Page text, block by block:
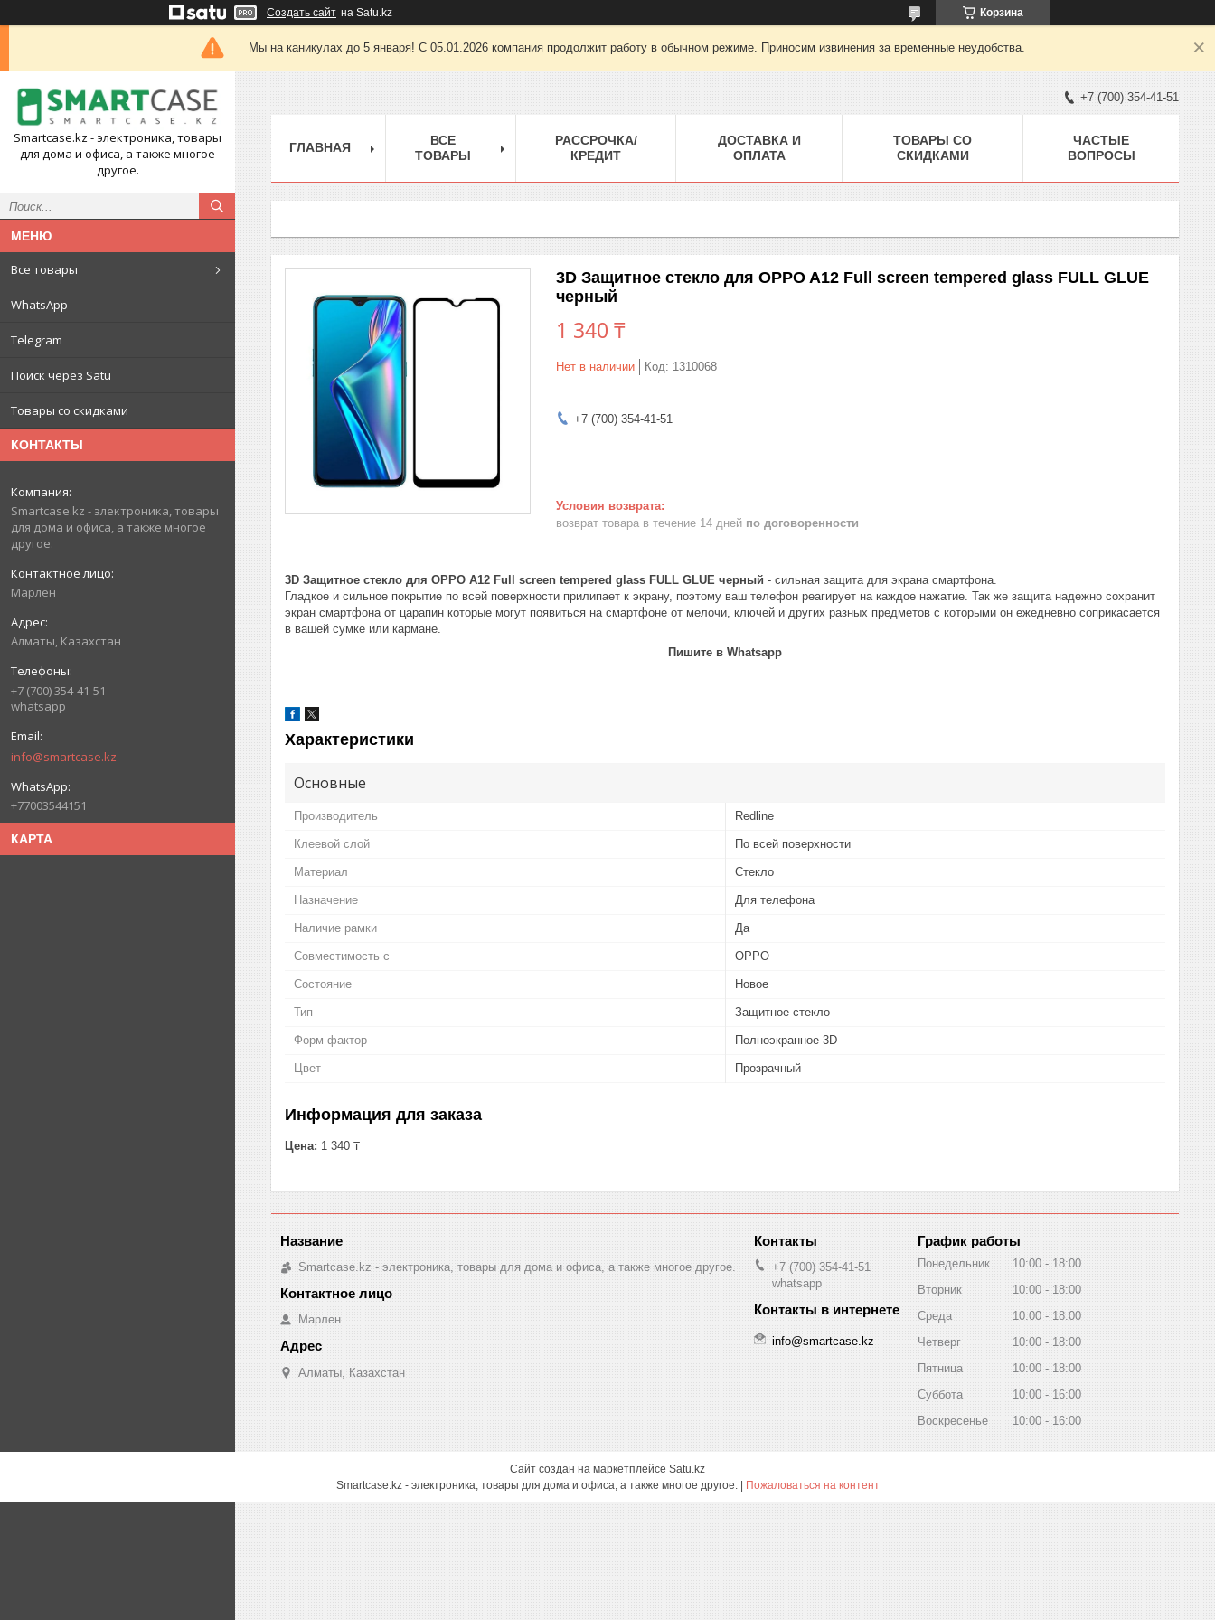
Создать сайт на Satu.kz Корзина
Мы на каникулах до 5 января! С 05.01.2026 компания продолжит работу в обычном режиме. Приносим извинения за временные неудобства.
Smartcase.kz - электроника, товары
для дома и офиса, а также многое
другое.
Все товары
WhatsApp
Telegram
Поиск через Satu
Товары со скидками
КОНТАКТЫ
Smartcase.kz - электроника, товары
для дома и офиса, а также многое
другое.
Марлен
Алматы, Казахстан
+7 (700) 354-41-51
whatsapp
info@smartcase.kz
+77003544151
КАРТА
+7 (700) 354-41-51
ГЛАВНАЯ
ВСЕ
ТОВАРЫ
РАССРОЧКА/
КРЕДИТ
ДОСТАВКА И
ОПЛАТА
ТОВАРЫ СО
СКИДКАМИ
ЧАСТЫЕ
ВОПРОСЫ
3D Защитное стекло для OPPO A12 Full screen tempered glass FULL GLUE
черный
1 340 ₸
Нет в наличии Код: 1310068
+7 (700) 354-41-51
возврат товара в течение 14 дней по договоренности
3D Защитное стекло для OPPO A12 Full screen tempered glass FULL GLUE черный - сильная защита для экрана смартфона.
Гладкое и сильное покрытие по всей поверхности прилипает к экрану, поэтому ваш телефон реагирует на каждое нажатие. Так же защита надежно сохранит
экран смартфона от царапин которые могут появиться на смартфоне от мелочи, ключей и других разных предметов с которыми он ежедневно соприкасается
в вашей сумке или кармане.
Пишите в Whatsapp
Характеристики
Основные
Производитель Redline
Клеевой слой По всей поверхности
Материал Стекло
Назначение Для телефона
Наличие рамки Да
Совместимость с OPPO
Состояние Новое
Тип Защитное стекло
Форм-фактор Полноэкранное 3D
Цвет Прозрачный
Информация для заказа
Цена: 1 340 ₸
Smartcase.kz - электроника, товары для дома и офиса, а также многое другое.
Марлен
Алматы, Казахстан
+7 (700) 354-41-51
whatsapp
info@smartcase.kz
График работы
Понедельник 10:00
18:00
Вторник
10:00
18:00
Среда
10:00
18:00
Четверг
10:00
18:00
Пятница
10:00
18:00
Суббота
10:00
16:00
Воскресенье
10:00 16:00
Сайт создан на маркетплейсе Satu.kz
Пожаловаться на контент